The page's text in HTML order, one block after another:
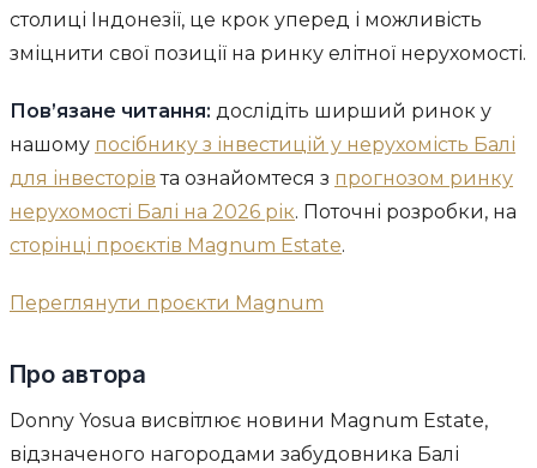
столиці Індонезії, це крок уперед і можливість
зміцнити свої позиції на ринку елітної нерухомості.
Пов’язане читання: дослідіть ширший ринок у
нашому посібнику з інвестицій у нерухомість Балі
для інвесторів та ознайомтеся з прогнозом ринку
нерухомості Балі на 2026 рік. Поточні розробки, на
сторінці проєктів Magnum Estate.
Переглянути проєкти Magnum
Про автора
Donny Yosua висвітлює новини Magnum Estate,
відзначеного нагородами забудовника Балі